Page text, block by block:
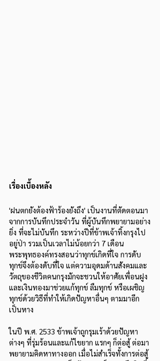
เรื่องเบื้องหลัง
'ฝนตกยังต้องฟ้าร้องยังถึง' เป็นงานที่ตัดตอนมา
จากการบันทึกประจำวัน ที่ผู้บันทึกพยายามอย่าง
ยิ่ง ที่จะไม่บันทึก ระหว่างปีที่ข้าพเจ้าทิ้งกรุงไป
อยู่ป่า รวมเป็นเวลาไม่น้อยกว่า 7 เดือน
พระพุทธองค์ทรงสอนว่าทุกข์เกิดที่ใจ การดับ
ทุกข์จึงต้องดับที่ใจ แต่ความอุดมด้านสังคมและ
วัตถุของชีวิตคนกรุงมักจะชวนให้อาศัยเพื่อนฝูง
และเงินทองมาช่วยแก้ทุกข์ ลืมทุกข์ หรือเผชิญ
ทุกข์ด้วยวิธีที่ทำให้เกิดปัญหาอื่นๆ ตามมาอีก
เป็นหาง
ในปี พ.ศ. 2533 ข้าพเจ้าถูกรุมเร้าด้วยปัญหา
ต่างๆ ที่รุ่มร้อนและแก้ไขยาก แรกๆ ก็ต่อสู้ ต่อมา
พยายามคิดหาทางออก เมื่อไม่สำเร็จทั้งการต่อสู้